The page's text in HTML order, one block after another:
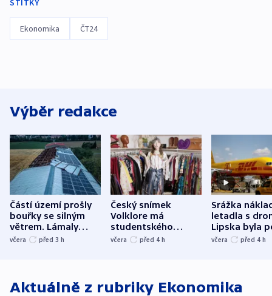
ŠTÍTKY
Ekonomika ČT24
Výběr redakce
Částí území prošly
bouřky se silným
větrem. Lámaly
stromy a poničily
včera před 3 h
Český snímek
Volklore má
studentského
Oscara, zabojuje o
včera před 4 h
Srážka
letadla s
Lipska byla
německého
včera před 4 h
Aktuálně z rubriky Ekonomika